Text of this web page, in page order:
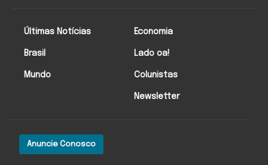
Anuncie Conosco
Últimas Notícias
Brasil
Mundo
Economia
Lado oa!
Colunistas
Newsletter